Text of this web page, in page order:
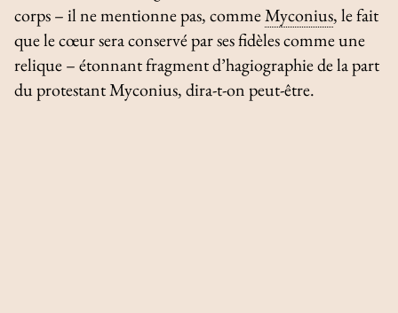
corps – il ne mentionne pas, commeMyconius, le fait
que le cœur sera conservé par ses fidèles comme une
relique – étonnant fragment d’hagiographie de la part
du protestant Myconius, dira-t-on peut-être.